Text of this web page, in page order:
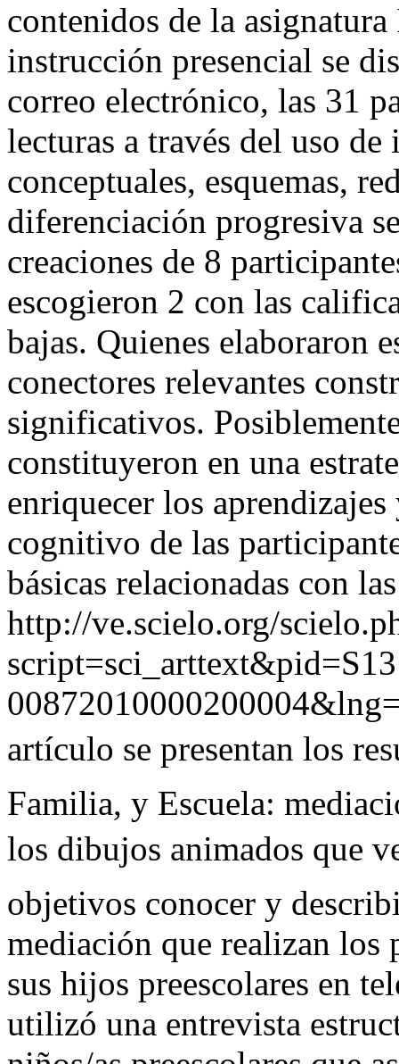
contenidos de la
instrucción presencial se
correo electrónico, las 31
lecturas a través del uso de
conceptuales, esquemas,
diferenciación progresiva
creaciones de 8
escogieron 2 con las
bajas. Quienes elaboraron
conectores relevantes
significativos.
constituyeron en una
enriquecer los
cognitivo de las
básicas relacionadas con
http://ve.scielo.org/
artículo se presentan los
Familia, y Escuela:
los dibujos animados que
objetivos conocer y
mediación que realizan los
sus hijos preescolares en
utilizó una entrevista